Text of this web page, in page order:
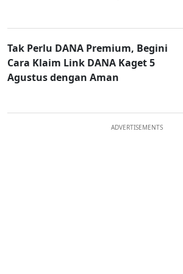
Tak Perlu DANA Premium, Begini
Cara Klaim Link DANA Kaget 5
Agustus dengan Aman
ADVERTISEMENTS